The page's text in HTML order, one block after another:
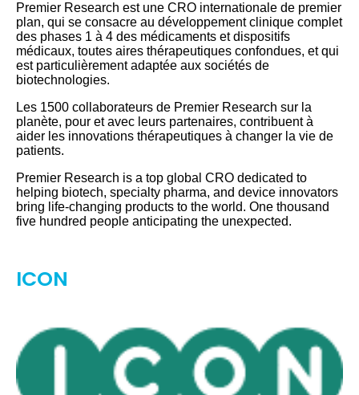
Premier Research est une CRO internationale de premier
plan, qui se consacre au développement clinique complet
des phases 1 à 4 des médicaments et dispositifs
médicaux, toutes aires thérapeutiques confondues, et qui
est particulièrement adaptée aux sociétés de
biotechnologies.
Les 1500 collaborateurs de Premier Research sur la
planète, pour et avec leurs partenaires, contribuent à
aider les innovations thérapeutiques à changer la vie de
patients.
Premier Research is a top global CRO dedicated to
helping biotech, specialty pharma, and device innovators
bring life-changing products to the world. One thousand
five hundred people anticipating the unexpected.
ICON